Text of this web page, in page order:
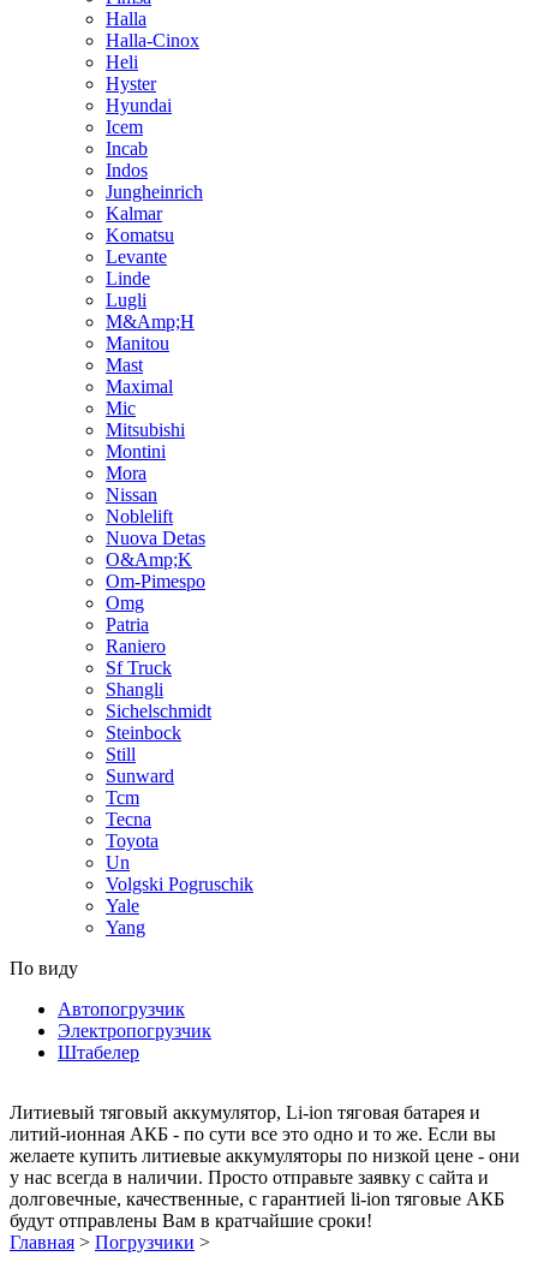
Halla
Halla-Cinox
Heli
Hyster
Hyundai
Icem
Incab
Indos
Jungheinrich
Kalmar
Komatsu
Levante
Linde
Lugli
M&Amp;H
Manitou
Mast
Maximal
Mic
Mitsubishi
Montini
Mora
Nissan
Noblelift
Nuova Detas
O&Amp;K
Om-Pimespo
Omg
Patria
Raniero
Sf Truck
Shangli
Sichelschmidt
Steinbock
Still
Sunward
Tcm
Tecna
Toyota
Un
Volgski Pogruschik
Yale
Yang
По виду
Автопогрузчик
Электропогрузчик
Штабелер
Литиевый тяговый аккумулятор, Li-ion тяговая батарея и
литий-ионная АКБ - по сути все это одно и то же. Если вы
желаете купить литиевые аккумуляторы по низкой цене - они
у нас всегда в наличии. Просто отправьте заявку с сайта и
долговечные, качественные, с гарантией li-ion тяговые АКБ
будут отправлены Вам в кратчайшие сроки!
Главная > Погрузчики >